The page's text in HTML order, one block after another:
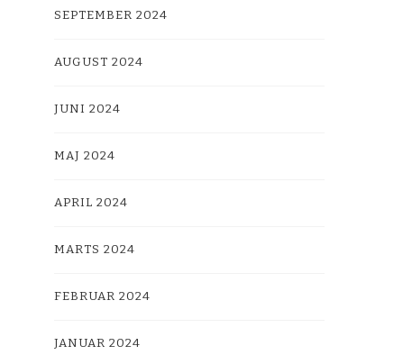
SEPTEMBER 2024
AUGUST 2024
JUNI 2024
MAJ 2024
APRIL 2024
MARTS 2024
FEBRUAR 2024
JANUAR 2024